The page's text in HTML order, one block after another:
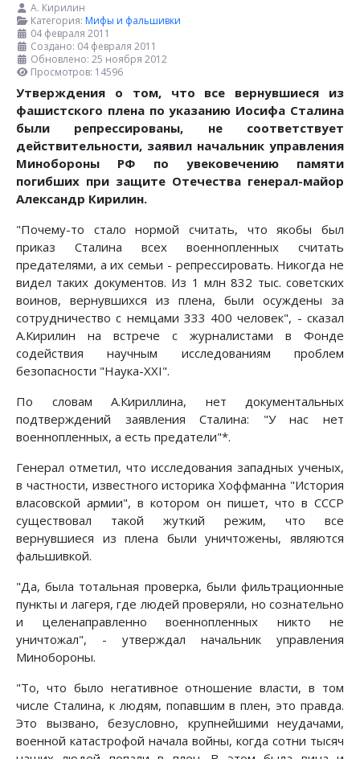
А. Кирилин
Категория: Мифы и фальшивки
04 февраля 2011
Создано: 04 февраля 2011
Обновлено: 25 ноября 2012
Просмотров: 14596
Утверждения о том, что все вернувшиеся из
фашистского плена по указанию Иосифа Сталина
были репрессированы, не соответствует
действительности, заявил начальник управления
Минобороны РФ по увековечению памяти
погибших при защите Отечества генерал-майор
Александр Кирилин.
"Почему-то стало нормой считать, что якобы был
приказ Сталина всех военнопленных считать
предателями, а их семьи - репрессировать. Никогда не
видел таких документов. Из 1 млн 832 тыс. советских
воинов, вернувшихся из плена, были осуждены за
сотрудничество с немцами 333 400 человек", - сказал
А.Кирилин на встрече с журналистами в Фонде
содействия научным исследованиям проблем
безопасности "Наука-ХХI".
По словам А.Кириллина, нет документальных
подтверждений заявления Сталина: "У нас нет
военнопленных, а есть предатели"*.
Генерал отметил, что исследования западных ученых,
в частности, известного историка Хоффманна "История
власовской армии", в котором он пишет, что в СССР
существовал такой жуткий режим, что все
вернувшиеся из плена были уничтожены, являются
фальшивкой.
"Да, была тотальная проверка, были фильтрационные
пункты и лагеря, где людей проверяли, но сознательно
и целенаправленно военнопленных никто не
уничтожал", - утверждал начальник управления
Минобороны.
"То, что было негативное отношение власти, в том
числе Сталина, к людям, попавшим в плен, это правда.
Это вызвано, безусловно, крупнейшими неудачами,
военной катастрофой начала войны, когда сотни тысяч